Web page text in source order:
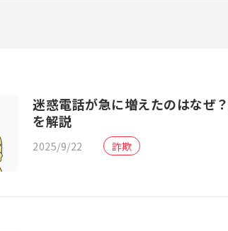
迷惑電話が急に増えたのはなぜ
を解説
2025/9/22 詐欺